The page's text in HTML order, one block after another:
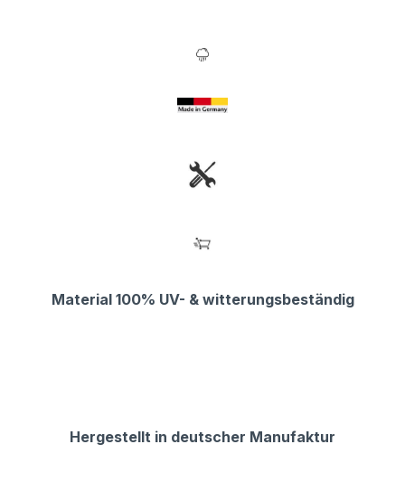
Material 100% UV- & witterungsbeständig
Hergestellt in deutscher Manufaktur